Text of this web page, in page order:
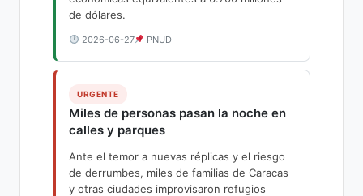
de dólares.
2026-06-27 PNUD
URGENTE
Miles de personas pasan la noche en
calles y parques
Ante el temor a nuevas réplicas y el riesgo
de derrumbes, miles de familias de Caracas
y otras ciudades improvisaron refugios